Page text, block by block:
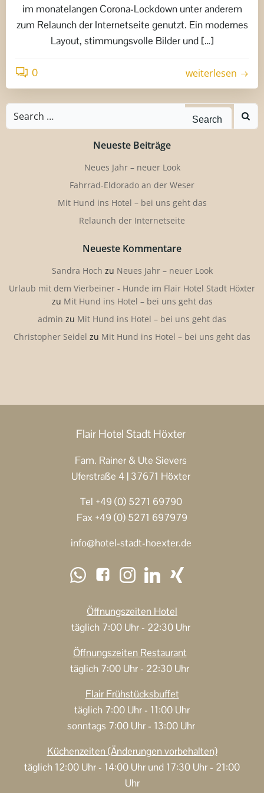
im monatelangen Corona-Lockdown unter anderem
zum Relaunch der Internetseite genutzt. Ein modernes
Layout, stimmungsvolle Bilder und […]
0 weiterlesen
Search
for:
Neueste Beiträge
Neues Jahr – neuer Look
Fahrrad-Eldorado an der Weser
Mit Hund ins Hotel – bei uns geht das
Relaunch der Internetseite
Neueste Kommentare
Sandra Hoch zu Neues Jahr – neuer Look
Urlaub mit dem Vierbeiner - Hunde im Flair Hotel Stadt Höxter
zu Mit Hund ins Hotel – bei uns geht das
admin zu Mit Hund ins Hotel – bei uns geht das
Christopher Seidel zu Mit Hund ins Hotel – bei uns geht das
Flair Hotel Stadt Höxter
Fam. Rainer & Ute Sievers
Uferstraße 4 | 37671 Höxter
Tel +49 (0) 5271 69790
Fax +49 (0) 5271 697979
info@hotel-stadt-hoexter.de
Öffnungszeiten Hotel
täglich 7:00 Uhr - 22:30 Uhr
Öffnungszeiten Restaurant
täglich 7:00 Uhr - 22:30 Uhr
Flair Frühstücksbuffet
täglich 7:00 Uhr - 11:00 Uhr
sonntags 7:00 Uhr - 13:00 Uhr
Küchenzeiten (Änderungen vorbehalten)
täglich 12:00 Uhr - 14:00 Uhr und 17:30 Uhr - 21:00
Uhr